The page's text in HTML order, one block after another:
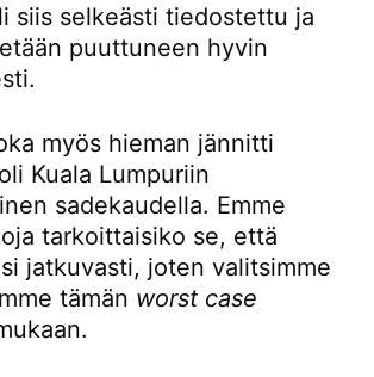
siis selkeästi tiedostettu ja
puuttuneen hyvin
myös hieman jännitti
Kuala Lumpuriin
sadekaudella. Emme
tarkoittaisiko se, että
jatkuvasti, joten valitsimme
tämän worst case